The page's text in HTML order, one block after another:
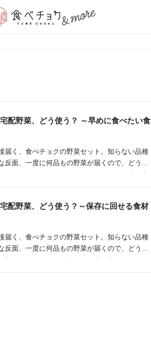
配野菜、どう使う？ ～早めに食べたい食
届く、食べチョクの野菜セット。知らない品種
反面、一度に何品もの野菜が届くので、どう使
宅配野菜が届いたその日にしておきたいこと
配野菜、どう使う？～保存に回せる食材
届く、食べチョクの野菜セット。知らない品種
反面、一度に何品もの野菜が届くので、どう使
保存食の作り方をご紹介します。